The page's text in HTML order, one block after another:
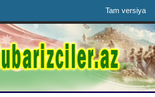
Tam versiya